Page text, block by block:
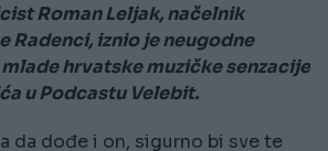
Roman Leljak, načelnik
Radenci, iznio je neugodne
hrvatske muzičke senzacije
u Podcastu Velebit.
da dođe i on, sigurno bi sve te